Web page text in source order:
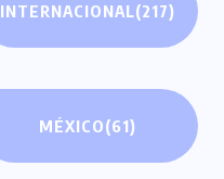
INTERNACIONAL(217)
MÉXICO(61)